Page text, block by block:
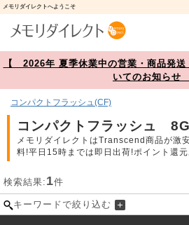
メモリダイレクトへようこそ
コンパクトフラッシュ 8GB 商品一覧【メモリダイレクト】
【 2026年 夏季休業中の営業・商品発
いてのお知らせ
コンパクトフラッシュ(CF)
コンパクトフラッシュ
メモリダイレクトはTranscend商品が激
料!平日15時までは即日出荷!ポイント還
検索結果: 1件
キーワードで絞り込む